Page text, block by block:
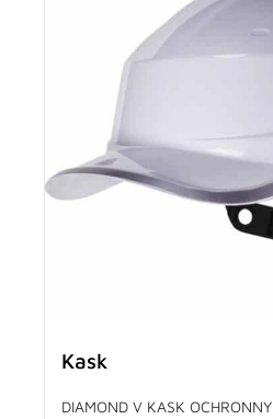
Kask
DIAMOND V KASK